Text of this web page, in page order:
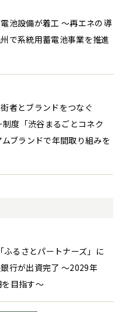
池設備が着工 ～再エネの導
で系統用蓄電池事業を推進
者とブランドをつなぐ
度「渋谷まるごとコネク
ブランドで年間取り組みを
るさとパートナーズ」に
行が出資完了 ～2029年
目指す～